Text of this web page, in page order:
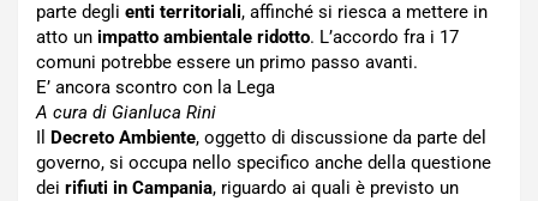
parte degli enti territoriali, affinché si riesca a mettere in
atto un impatto ambientale ridotto. L’accordo fra i 17
comuni potrebbe essere un primo passo avanti.
E’ ancora scontro con la Lega
A cura di Gianluca Rini
Il Decreto Ambiente, oggetto di discussione da parte del
governo, si occupa nello specifico anche della questione
dei rifiuti in Campania, riguardo ai quali è previsto un